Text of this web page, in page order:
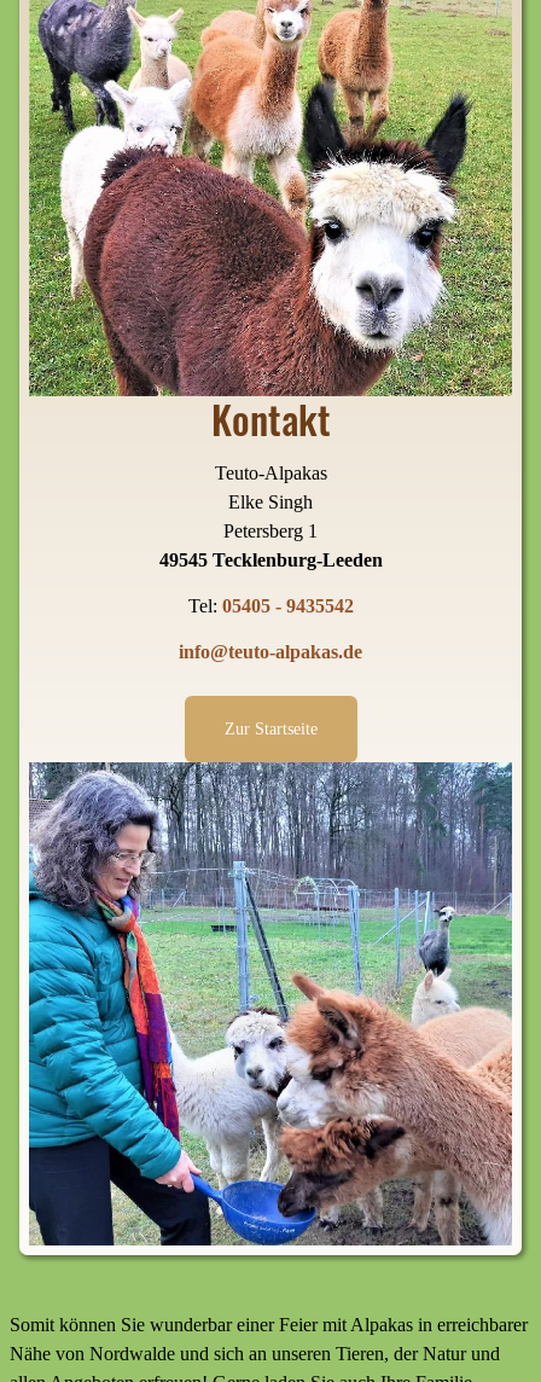
Kontakt
Teuto-Alpakas
Elke Singh
Petersberg 1
49545 Tecklenburg-Leeden
Tel: 05405 - 9435542
info@teuto-alpakas.de
Zur Startseite
Somit können Sie wunderbar einer Feier mit Alpakas in erreichbarer
Nähe von Nordwalde und sich an unseren Tieren, der Natur und